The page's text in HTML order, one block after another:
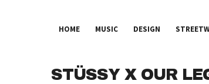
HOME MUSIC DESIGN
STÜSSY X OUR